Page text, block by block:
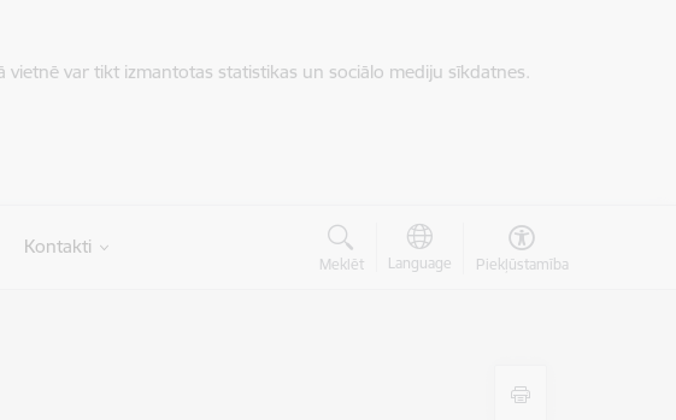
var tikt izmantotas statistikas un sociālo mediju sīkdatnes.
Kontakti
Meklēt Language Piekļūstamība